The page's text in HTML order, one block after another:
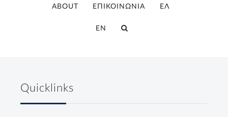
ABOUT ΕΠΙΚΟΙΝΩΝΙΑ ΕΛ
EN
Quicklinks